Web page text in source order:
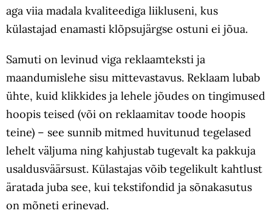
aga viia madala kvaliteediga liikluseni, kus
külastajad enamasti klõpsujärgse ostuni ei jõua.
Samuti on levinud viga reklaamteksti ja
maandumislehe sisu mittevastavus. Reklaam lubab
ühte, kuid klikkides ja lehele jõudes on tingimused
hoopis teised (või on reklaamitav toode hoopis
teine) – see sunnib mitmed huvitunud tegelased
lehelt väljuma ning kahjustab tugevalt ka pakkuja
usaldusväärsust. Külastajas võib tegelikult kahtlust
äratada juba see, kui tekstifondid ja sõnakasutus
on mõneti erinevad.